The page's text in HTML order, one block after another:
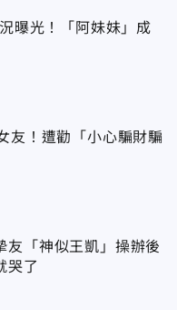
曝光！「阿妹妹」成
友！遭勸「小心騙財騙
友「神似王凱」操辦後
哭了